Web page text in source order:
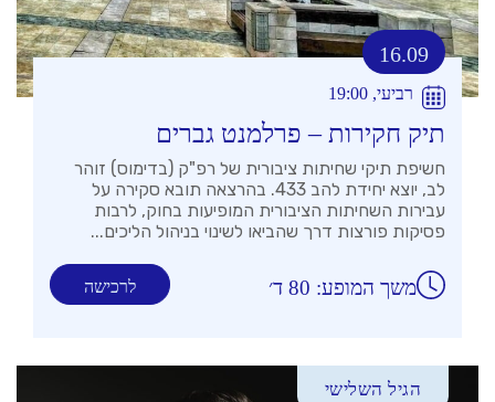
16.09
רביעי, 19:00
תיק חקירות – פרלמנט גברים
חשיפת תיקי שחיתות ציבורית של רפ"ק (בדימוס) זוהר
לב, יוצא יחידת להב 433. בהרצאה תובא סקירה על
עבירות השחיתות הציבורית המופיעות בחוק, לרבות
פסיקות פורצות דרך שהביאו לשינוי בניהול הליכים...
לרכישה משך המופע: 80 ד׳
הגיל השלישי